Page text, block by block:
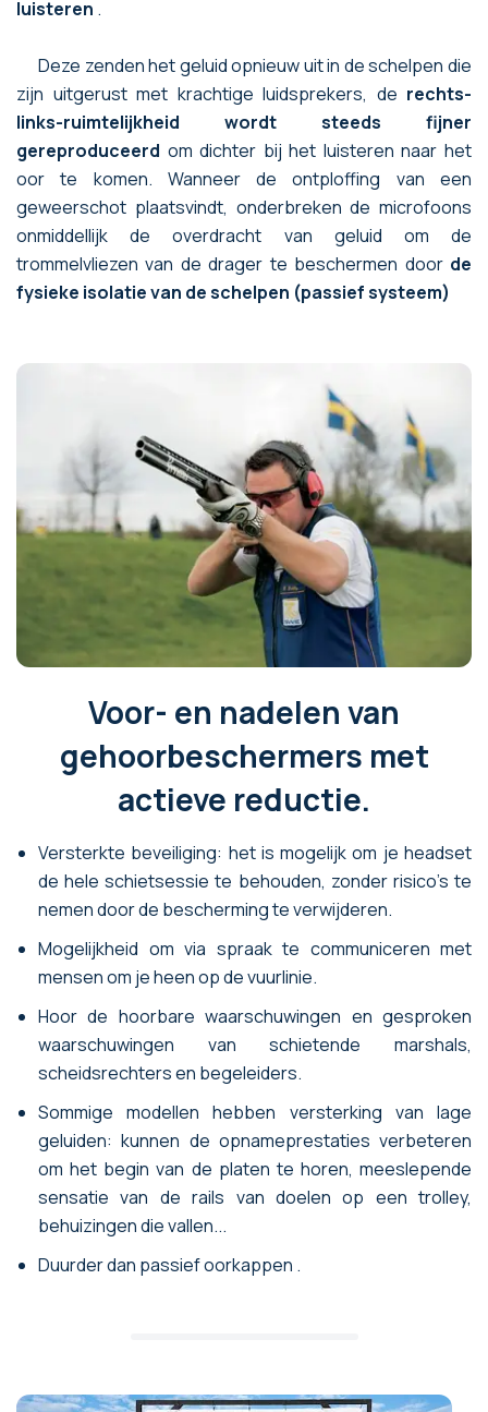
luisteren .
Deze zenden het geluid opnieuw uit in de schelpen die
zijn uitgerust met krachtige luidsprekers, de rechts-
links-ruimtelijkheid wordt steeds fijner
gereproduceerd om dichter bij het luisteren naar het
oor te komen. Wanneer de ontploffing van een
geweerschot plaatsvindt, onderbreken de microfoons
onmiddellijk de overdracht van geluid om de
trommelvliezen van de drager te beschermen door de
fysieke isolatie van de schelpen (passief systeem)
Voor- en nadelen van
gehoorbeschermers met
actieve reductie.
Versterkte beveiliging: het is mogelijk om je headset
de hele schietsessie te behouden, zonder risico's te
nemen door de bescherming te verwijderen.
Mogelijkheid om via spraak te communiceren met
mensen om je heen op de vuurlinie.
Hoor de hoorbare waarschuwingen en gesproken
waarschuwingen van schietende marshals,
scheidsrechters en begeleiders.
Sommige modellen hebben versterking van lage
geluiden: kunnen de opnameprestaties verbeteren
om het begin van de platen te horen, meeslepende
sensatie van de rails van doelen op een trolley,
behuizingen die vallen...
Duurder dan passief oorkappen .